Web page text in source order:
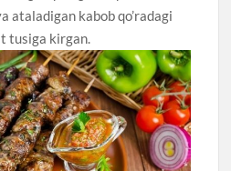
ataladigan kabob qo’radagi
tusiga kirgan.